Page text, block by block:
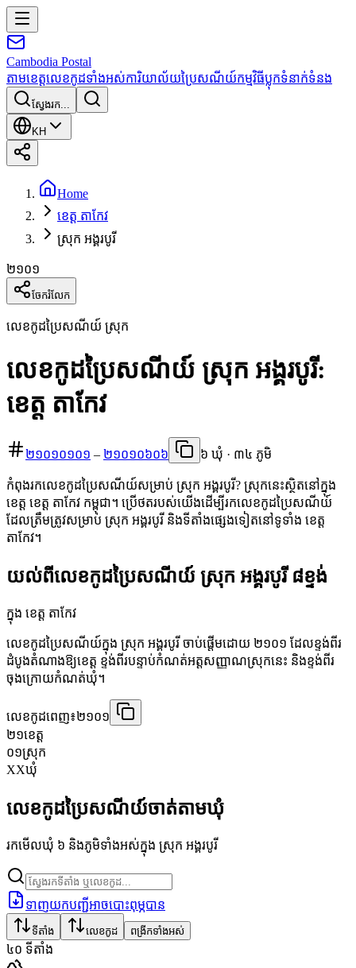
Cambodia Postal
តាមខេត្តលេខកូដទាំងអស់ការិយាល័យប្រៃសណីយ៍កម្មវិធីប្លុកទំនាក់ទំនង
ស្វែងរក...
KH
Home
ខេត្ត តាកែវ
ស្រុក អង្គរបូរី
២១០១
ចែករំលែក
លេខកូដប្រៃសណីយ៍ ស្រុក
លេខកូដប្រៃសណីយ៍ ស្រុក អង្គរបូរី:
ខេត្ត តាកែវ
២១០១០១០១ – ២១០១០៦០៦ ៦ ឃុំ · ៣៤ ភូមិ
កំពុងរកលេខកូដប្រៃសណីយ៍សម្រាប់ ស្រុក អង្គរបូរី? ស្រុកនេះស្ថិតនៅក្នុង
ខេត្ត ខេត្ត តាកែវ កម្ពុជា។ ប្រើថតរបស់យើងដើម្បីរកលេខកូដប្រៃសណីយ៍
ដែលត្រឹមត្រូវសម្រាប់ ស្រុក អង្គរបូរី និងទីតាំងផ្សេងទៀតនៅទូទាំង ខេត្ត
តាកែវ។
យល់ពីលេខកូដប្រៃសណីយ៍ ស្រុក អង្គរបូរី ៨ខ្ទង់
ក្នុង ខេត្ត តាកែវ
លេខកូដប្រៃសណីយ៍ក្នុង ស្រុក អង្គរបូរី ចាប់ផ្តើមដោយ ២១០១ ដែលខ្ទង់ពីរ
ដំបូងតំណាងឱ្យខេត្ត ខ្ទង់ពីរបន្ទាប់កំណត់អត្តសញ្ញាណស្រុកនេះ និងខ្ទង់ពីរ
ចុងក្រោយកំណត់ឃុំ។
លេខកូដពេញ៖២១០១
២១ខេត្ត
០១ស្រុក
XXឃុំ
លេខកូដប្រៃសណីយ៍ចាត់តាមឃុំ
រកមើលឃុំ ៦ និងភូមិទាំងអស់ក្នុង ស្រុក អង្គរបូរី
ទាញយកបញ្ជីអាចបោះពុម្ភបាន
ទីតាំង លេខកូដ ពង្រីកទាំងអស់
៤០ ទីតាំង